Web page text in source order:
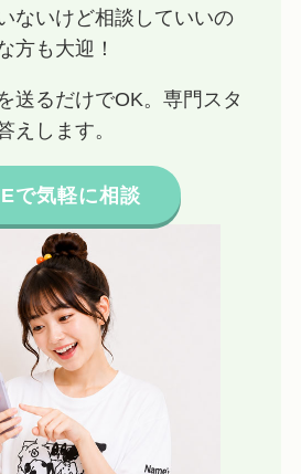
ないけど相談していいの
方も大迎！
送るだけでOK。専門スタ
えします。
で気軽に相談